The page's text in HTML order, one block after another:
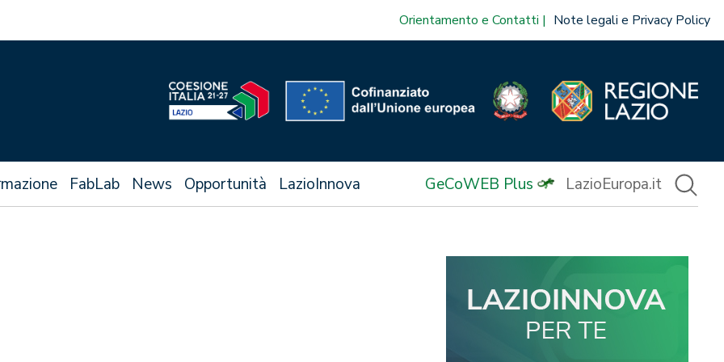
Orientamento e Contatti Note legali e Privacy Policy
FabLab News Opportunità LazioInnova GeCoWEB Plus LazioEuropa.it